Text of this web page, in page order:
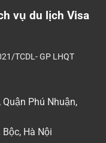
vụ du lịch Visa
TCDL- GP LHQT
Phú Nhuận,
Hà Nội